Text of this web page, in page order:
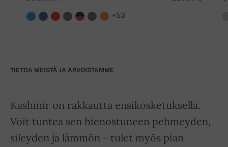
+53
TIETOA MEISTÄ JA ARVOISTAMME
Kashmir on rakkautta ensikosketuksella.
Voit tuntea sen hienostuneen pehmeyden,
sileyden ja lämmön - tulet myös pian